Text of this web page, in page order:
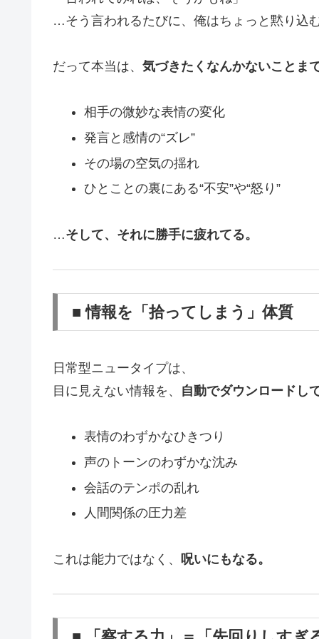
…そう言われるたびに、俺はちょっと黙り込む
だって本当は、 気づきたくなんかないことま
相手の微妙な表情の変化
発言と感情の“ズレ”
その場の空気の揺れ
ひとことの裏にある“不安”や“怒り”
…そして、それに勝手に疲れてる。
■ 情報を「拾ってしまう」体質
日常型ニュータイプは、
目に見えない情報を、 自動でダウンロードし
表情のわずかなひきつり
声のトーンのわずかな沈み
会話のテンポの乱れ
人間関係の圧力差
これは能力ではなく、 呪いにもなる。